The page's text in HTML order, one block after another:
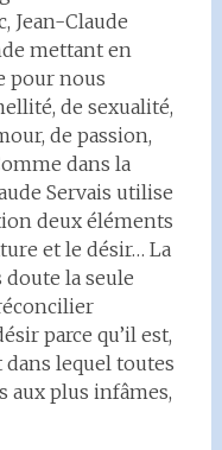
Jean-Claude
mettant en
pour nous
de sexualité,
de passion,
dans la
Servais utilise
deux éléments
et le désir… La
doute la seule
parce qu’il est,
lequel toutes
aux plus infâmes,